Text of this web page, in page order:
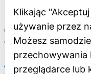
Redakcja
©2026 Muzeum
Wykonanie:
Klikając
używanie przez
Możesz
przechowywania
przeglądarce lub